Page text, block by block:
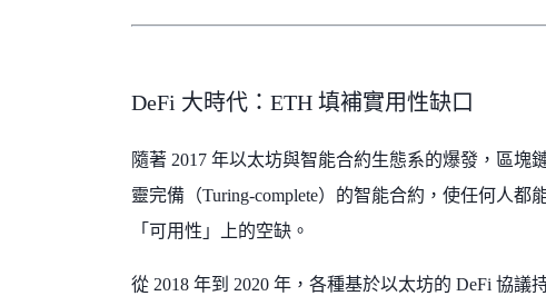
DeFi 大時代：ETH 填補實用性缺口
隨著 2017 年以太坊與智能合約生態系的爆發，區
靈完備（Turing-complete）的智能合約，使任何人
「可用性」上的空缺。
從 2018 年到 2020 年，各種基於以太坊的 DeFi 協議